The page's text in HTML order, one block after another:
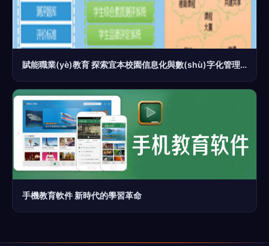
賦能職業(yè)教育 探索宜本校園信息化與數(shù)字化管理新路徑
手機教育軟件 新時代的學習革命